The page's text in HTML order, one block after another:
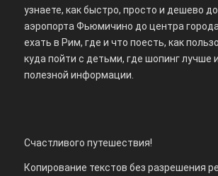
узнаете, как быстро, просто и дешево
аэропорта Фьюмичино до центра
ехать в Рим, где и что поесть, как
куда пойти с детьми, где шопинг лучше
полезной информации.
Счастливого путешествия!
Копирование текстов без разрешения